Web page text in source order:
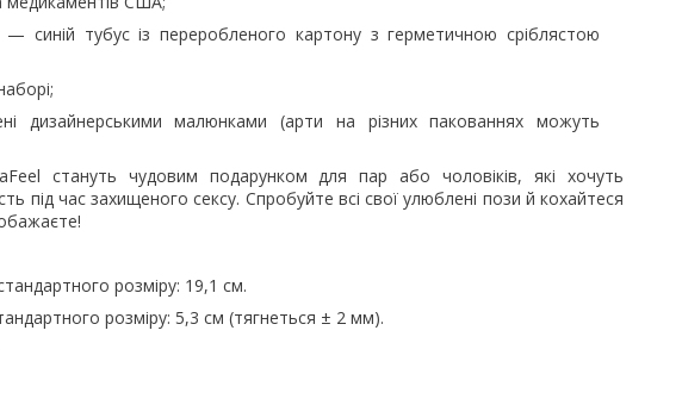
— синій тубус із переробленого картону з герметичною сріблястою
дизайнерськими малюнками (арти на різних пакованнях можуть
стануть чудовим подарунком для пар або чоловіків, які хочуть
під час захищеного сексу. Спробуйте всі свої улюблені пози й кохайтеся
розміру: 19,1 см.
розміру: 5,3 см (тягнеться ± 2 мм).